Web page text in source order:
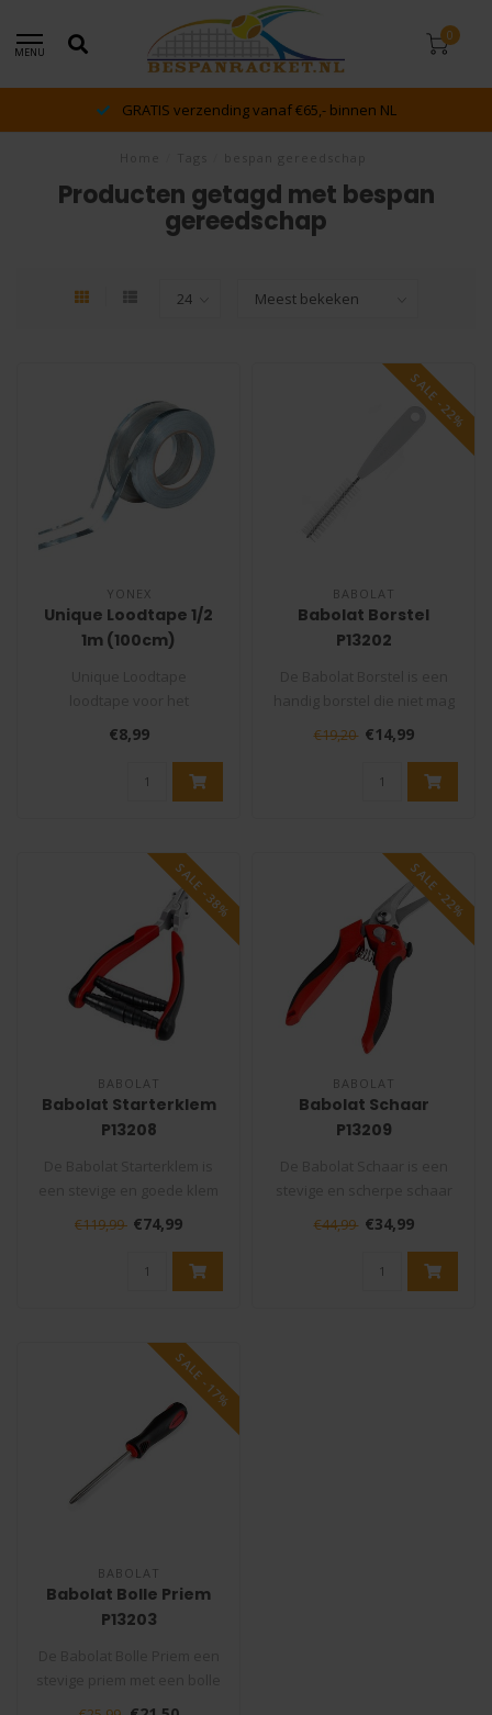
MENU
0
GRATIS verzending vanaf €65,- binnen NL
Producten getagd met bespan
gereedschap
YONEX
Unique Loodtape 1/2
1m (100cm)
verzwaren van het racket.
Zelfklevend loodtap..
€8,99
SALE -22%
BABOLAT
Babolat Borstel
P13202
ontbreken in uw
gereedscha..
€19,20 €14,99
SALE -38%
BABOLAT
Babolat Starterklem
P13208
die niet mag ontbreken in
€119,99 €74,99
SALE -22%
BABOLAT
Babolat Schaar
P13209
die niet mag ontbreken in
€44,99 €34,99
SALE -17%
BABOLAT
Babolat Bolle Priem
P13203
punt die niet mag ontbrek..